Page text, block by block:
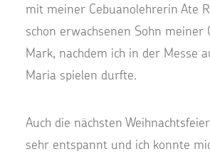
mit meiner Cebuanolehrerin Ate
schon erwachsenen Sohn meiner
Mark, nachdem ich in der Messe
Maria spielen durfte.
Auch die nächsten
sehr entspannt und ich konnte